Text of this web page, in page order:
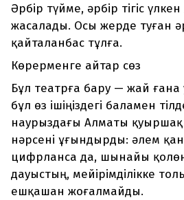
Әрбір түйме, әрбір тігіс
жасалады. Осы жерде туған
қайталанбас тұлға.
Көрерменге айтар сөз
Бұл театрға бару — жай ғана
бұл өз ішіңіздегі баламен
наурыздағы Алматы қуыршақ
нәрсені ұғындырды: әлем
цифрланса да, шынайы
дауыстың, мейірімділікке
ешқашан жоғалмайды.